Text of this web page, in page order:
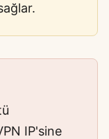
IP'sine